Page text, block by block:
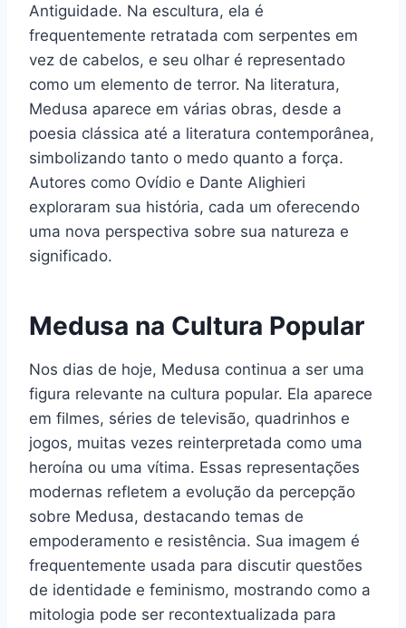
Antiguidade. Na escultura, ela é
frequentemente retratada com serpentes em
vez de cabelos, e seu olhar é representado
como um elemento de terror. Na literatura,
Medusa aparece em várias obras, desde a
poesia clássica até a literatura contemporânea,
simbolizando tanto o medo quanto a força.
Autores como Ovídio e Dante Alighieri
exploraram sua história, cada um oferecendo
uma nova perspectiva sobre sua natureza e
significado.
Medusa na Cultura Popular
Nos dias de hoje, Medusa continua a ser uma
figura relevante na cultura popular. Ela aparece
em filmes, séries de televisão, quadrinhos e
jogos, muitas vezes reinterpretada como uma
heroína ou uma vítima. Essas representações
modernas refletem a evolução da percepção
sobre Medusa, destacando temas de
empoderamento e resistência. Sua imagem é
frequentemente usada para discutir questões
de identidade e feminismo, mostrando como a
mitologia pode ser recontextualizada para